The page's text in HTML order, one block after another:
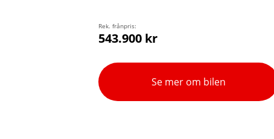
en dragvikt på 2.000 kg.
Rek. frånpris:
543.900 kr
Se mer om bilen